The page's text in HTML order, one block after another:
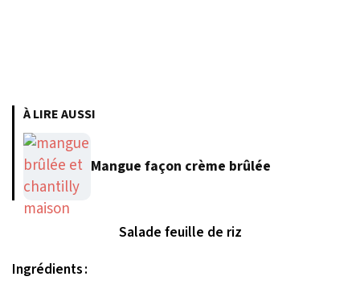
À LIRE AUSSI
Mangue façon crème brûlée
Salade feuille de riz
Ingrédients :